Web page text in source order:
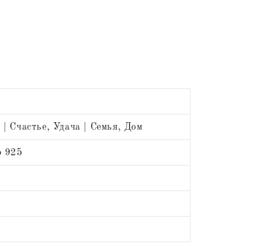
Счастье, Удача | Семья, Дом
925